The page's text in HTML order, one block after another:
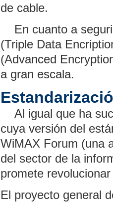
de cable.
En cuanto a
(Triple Data
(Advanced
a gran escala.
Al igual que ha
cuya versión del
WiMAX Forum (una
del sector de la
promete
El proyecto general